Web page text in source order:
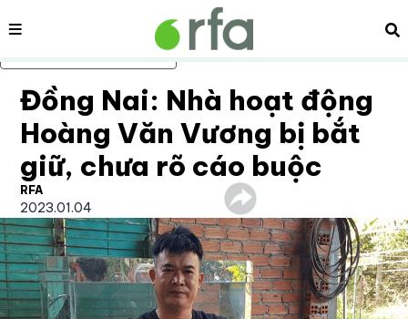
Bỏ qua nội dung chính
Nội dung
Đồng Nai: Nhà hoạt động
Hoàng Văn Vương bị bắt
giữ, chưa rõ cáo buộc
RFA
2023.01.04